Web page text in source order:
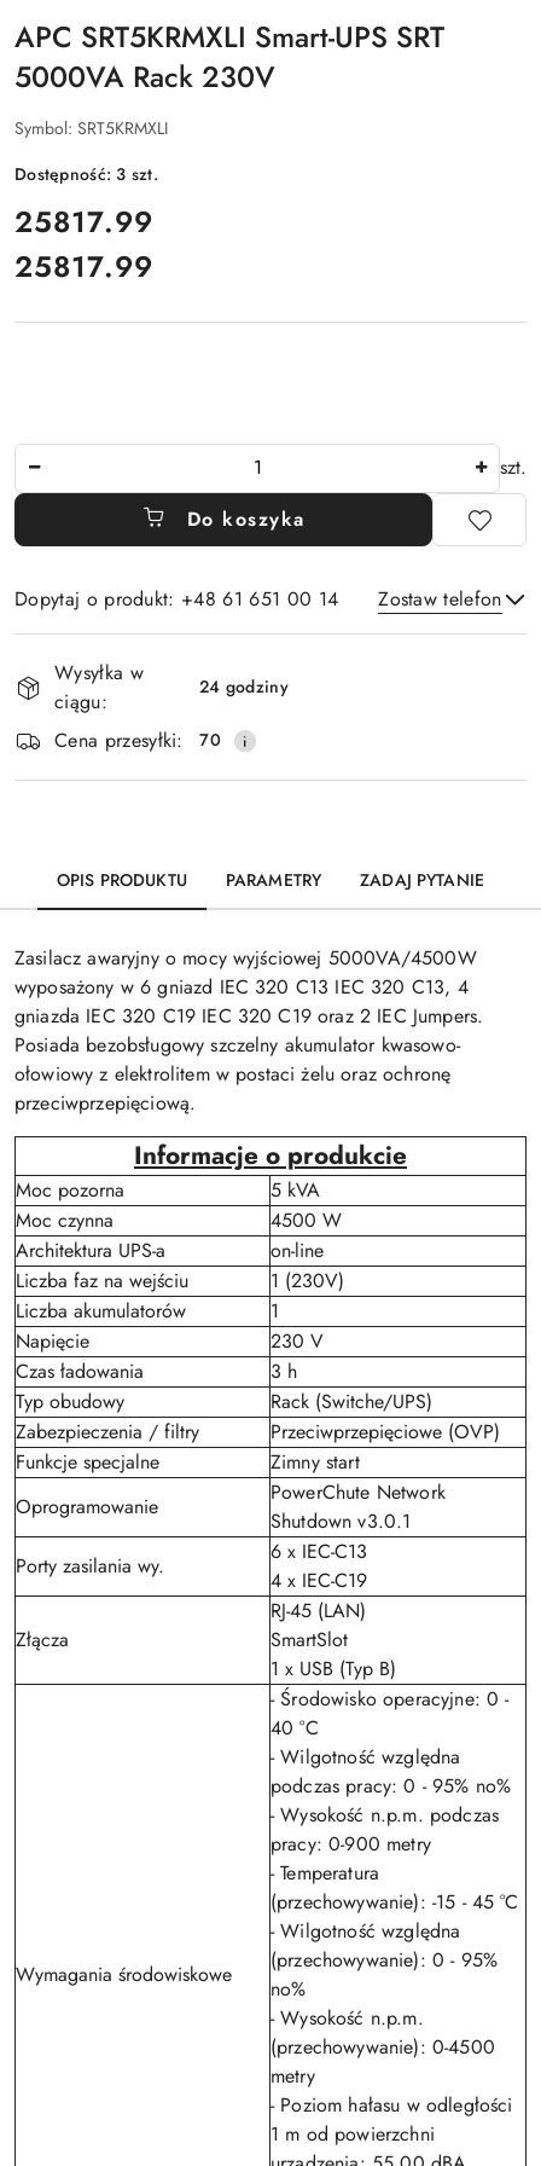
APC SRT5KRMXLI Smart-UPS SRT
5000VA Rack 230V
Symbol: SRT5KRMXLI
Dostępność:3 szt.
cena:
25817.99
Cena:
25817.99
szt.
Do koszyka
Dopytaj o produkt: +48 61 651 00 14 Zostaw telefon
Dostępność
i
dostawa
Wysyłka w
ciągu:
24 godziny
Cena przesyłki: 70
OPIS PRODUKTU PARAMETRY ZADAJ PYTANIE
Zasilacz awaryjny o mocy wyjściowej 5000VA/4500W
wyposażony w 6 gniazd IEC 320 C13 IEC 320 C13, 4
gniazda IEC 320 C19 IEC 320 C19 oraz 2 IEC Jumpers.
Posiada bezobsługowy szczelny akumulator kwasowo-
ołowiowy z elektrolitem w postaci żelu oraz ochronę
przeciwprzepięciową.
Informacje o produkcie
Moc pozorna
5 kVA
Moc czynna
4500 W
Architektura UPS-a
on-line
Liczba faz na wejściu
1 (230V)
Liczba akumulatorów
1
Napięcie
230 V
Czas ładowania
3 h
Typ obudowy
Rack (Switche/UPS)
Zabezpieczenia / filtry
Przeciwprzepięciowe (OVP)
Funkcje specjalne
Zimny start
Oprogramowanie
PowerChute Network
Shutdown v3.0.1
Porty zasilania wy.
6 x IEC-C13
4 x IEC-C19
Złącza
RJ-45 (LAN)
SmartSlot
1 x USB (Typ B)
Wymagania środowiskowe
- Środowisko operacyjne: 0 -
40 °C
- Wilgotność względna
podczas pracy: 0 - 95% no%
- Wysokość n.p.m. podczas
pracy: 0-900 metry
- Temperatura
(przechowywanie): -15 - 45 °C
- Wilgotność względna
(przechowywanie): 0 - 95%
no%
- Wysokość n.p.m.
(przechowywanie): 0-4500
metry
- Poziom hałasu w odległości
1 m od powierzchni